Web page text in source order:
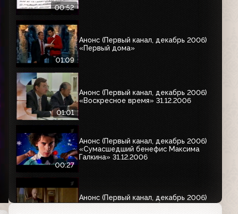
00:52
01:09
Анонс (Первый канал, декабрь 2006)
«Первый дома»
01:01
Анонс (Первый канал, декабрь 2006)
«Воскресное время» 31.12.2006
00:27
Анонс (Первый канал, декабрь 2006)
«Сумасшедший бенефис Максима
Галкина» 31.12.2006
Анонс (Первый канал, декабрь 2006)
Фильм «Турецкий гамбит» 01.01.2007